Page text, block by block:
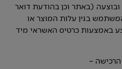
(באתר וכן בהודעת דואר
בגין עלות המוצר או
באמצעות כרטיס האשראי מיד